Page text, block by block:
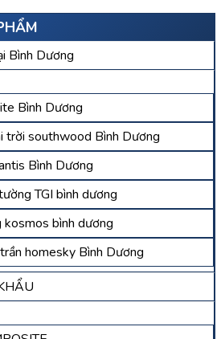
Bình Dương
Bình Dương
trời southwood Bình Dương
Bình Dương
TGI bình dương
bình dương
homesky Bình Dương